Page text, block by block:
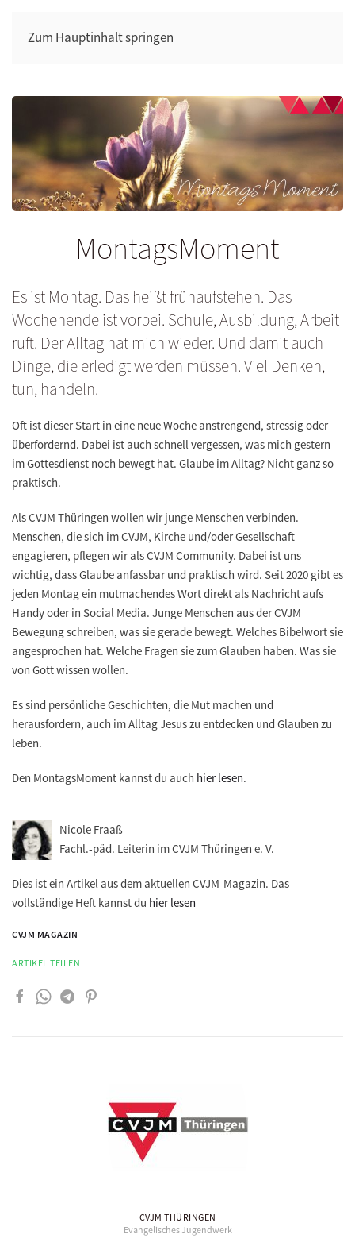
Zum Hauptinhalt springen
MontagsMoment
Es ist Montag. Das heißt frühaufstehen. Das
Wochenende ist vorbei. Schule, Ausbildung, Arbeit
ruft. Der Alltag hat mich wieder. Und damit auch
Dinge, die erledigt werden müssen. Viel Denken,
tun, handeln.
Oft ist dieser Start in eine neue Woche anstrengend, stressig oder
überfordernd. Dabei ist auch schnell vergessen, was mich gestern
im Gottesdienst noch bewegt hat. Glaube im Alltag? Nicht ganz so
praktisch.
Als CVJM Thüringen wollen wir junge Menschen verbinden.
Menschen, die sich im CVJM, Kirche und/oder Gesellschaft
engagieren, pflegen wir als CVJM Community. Dabei ist uns
wichtig, dass Glaube anfassbar und praktisch wird. Seit 2020 gibt es
jeden Montag ein mutmachendes Wort direkt als Nachricht aufs
Handy oder in Social Media. Junge Menschen aus der CVJM
Bewegung schreiben, was sie gerade bewegt. Welches Bibelwort sie
angesprochen hat. Welche Fragen sie zum Glauben haben. Was sie
von Gott wissen wollen.
Es sind persönliche Geschichten, die Mut machen und
herausfordern, auch im Alltag Jesus zu entdecken und Glauben zu
leben.
Den MontagsMoment kannst du auch hier lesen.
Nicole Fraaß
Fachl.-päd. Leiterin im CVJM Thüringen e. V.
Dies ist ein Artikel aus dem aktuellen CVJM-Magazin. Das
vollständige Heft kannst du hier lesen
CVJM MAGAZIN
ARTIKEL TEILEN
CVJM THÜRINGEN
Evangelisches Jugendwerk